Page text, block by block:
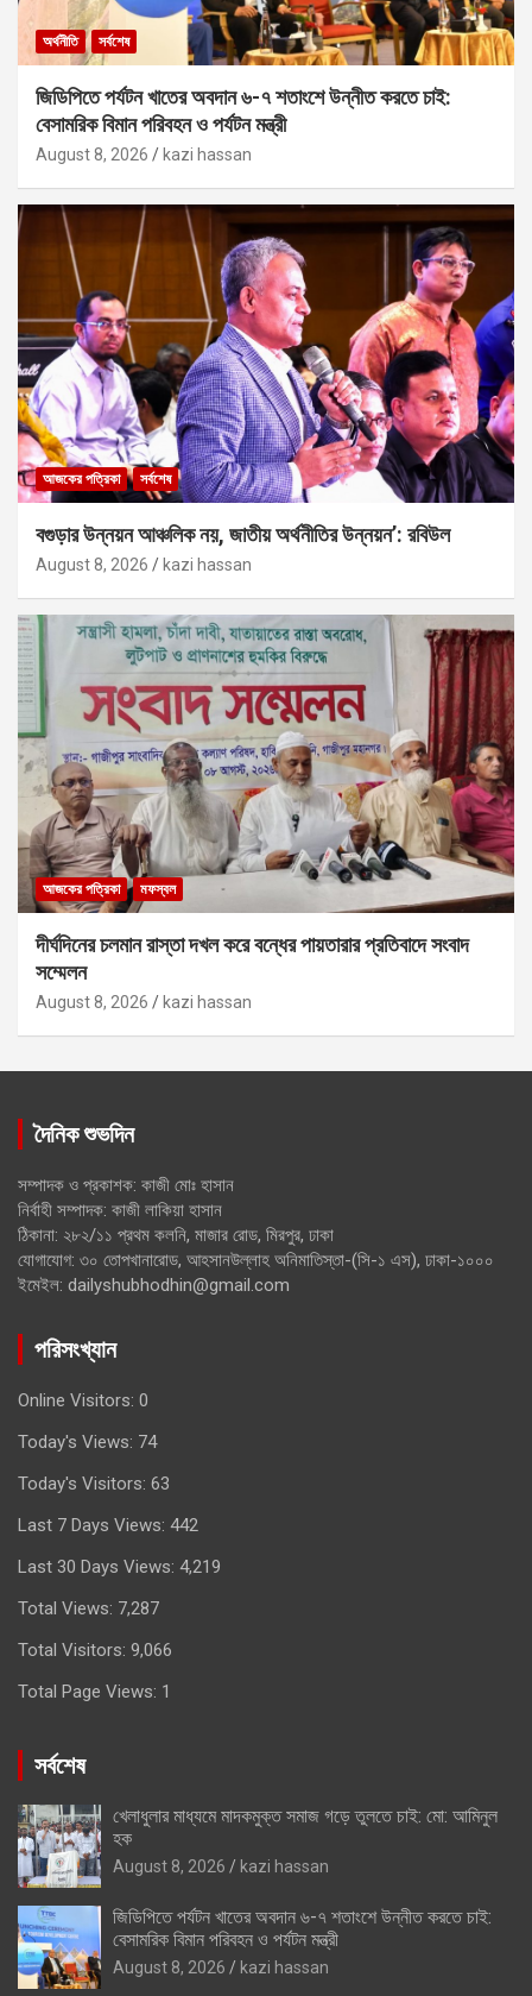
অর্থনীতি সর্বশেষ
জিডিপিতে পর্যটন খাতের অবদান ৬-৭ শতাংশে উন্নীত করতে চাই:
বেসামরিক বিমান পরিবহন ও পর্যটন মন্ত্রী
August 8, 2026 kazi hassan
আজকের পত্রিকা সর্বশেষ
বগুড়ার উন্নয়ন আঞ্চলিক নয়, জাতীয় অর্থনীতির উন্নয়ন’: রবিউল
August 8, 2026 kazi hassan
আজকের পত্রিকা মফস্বল
দীর্ঘদিনের চলমান রাস্তা দখল করে বন্ধের পায়তারার প্রতিবাদে সংবাদ
সম্মেলন
August 8, 2026 kazi hassan
দৈনিক শুভদিন
সম্পাদক ও প্রকাশক: কাজী মোঃ হাসান
নির্বাহী সম্পাদক: কাজী লাকিয়া হাসান
ঠিকানা: ২৮২/১১ প্রথম কলনি, মাজার রোড, মিরপুর, ঢাকা
যোগাযোগ: ৩০ তোপখানারোড, আহসানউল্লাহ অনিমাতিস্তা-(সি-১ এস), ঢাকা-১০০০
ইমেইল: dailyshubhodhin@gmail.com
পরিসংখ্যান
Online Visitors: 0
Today's Views: 74
Today's Visitors: 63
Last 7 Days Views: 442
Last 30 Days Views: 4,219
Total Views: 7,287
Total Visitors: 9,066
Total Page Views: 1
সর্বশেষ
খেলাধুলার মাধ্যমে মাদকমুক্ত সমাজ গড়ে তুলতে চাই: মো: আমিনুল
হক
August 8, 2026 kazi hassan
জিডিপিতে পর্যটন খাতের অবদান ৬-৭ শতাংশে উন্নীত করতে চাই:
বেসামরিক বিমান পরিবহন ও পর্যটন মন্ত্রী
August 8, 2026 kazi hassan